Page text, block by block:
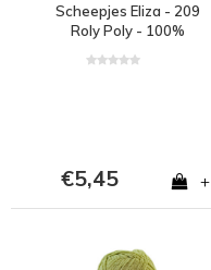
Scheepjes Eliza - 209
Roly Poly - 100%
€5,45 +